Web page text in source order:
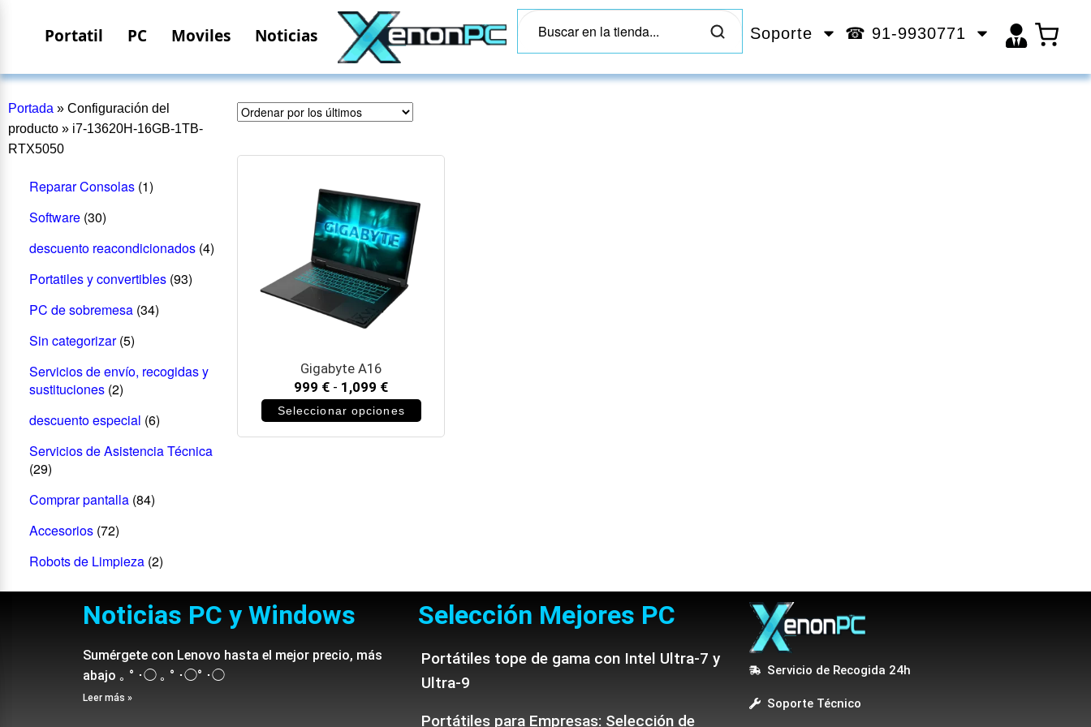
Portatil PC Moviles Noticias Soporte ☎ 91-9930771
Portada » Configuración del
producto » i7-13620H-16GB-1TB-
RTX5050
Reparar Consolas (1)
Software (30)
descuento reacondicionados (4)
Portatiles y convertibles (93)
PC de sobremesa (34)
Sin categorizar (5)
Servicios de envío, recogidas y
sustituciones (2)
descuento especial (6)
Servicios de Asistencia Técnica
(29)
Comprar pantalla (84)
Accesorios (72)
Robots de Limpieza (2)
Gigabyte A16
999 € - 1,099 €
Seleccionar opciones
Noticias PC y Windows
Sumérgete con Lenovo hasta el mejor precio, más
abajo ｡ ° ･◯ ｡ ° ･◯° ･◯
Leer más »
Selección Mejores PC
Portátiles tope de gama con Intel Ultra-7 y
Ultra-9
Portátiles para Empresas: Selección de
Servicio de Recogida 24h
Soporte Técnico